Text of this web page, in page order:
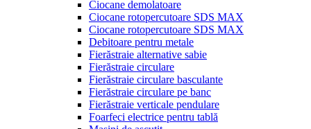
Ciocane demolatoare
Ciocane rotopercutoare SDS MAX
Ciocane rotopercutoare SDS MAX
Debitoare pentru metale
Fierăstraie alternative sabie
Fierăstraie circulare
Fierăstraie circulare basculante
Fierăstraie circulare pe banc
Fierăstraie verticale pendulare
Foarfeci electrice pentru tablă